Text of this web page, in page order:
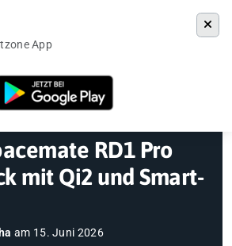
»Ladegeräte / Netzteile
RD1 Pro
mit Qi2 und Smart-
am 15. Juni 2026
App